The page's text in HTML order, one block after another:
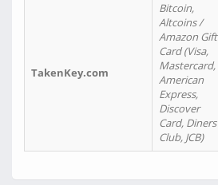
TakenKey.com
Bitcoin,
Altcoins /
Amazon Gift
Card (Visa,
Mastercard,
American
Express,
Discover
Card, Diners
Club, JCB)